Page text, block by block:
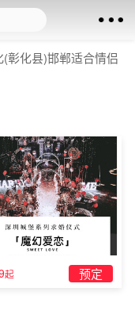
(彰化县)邯郸适合情侣
起 预定